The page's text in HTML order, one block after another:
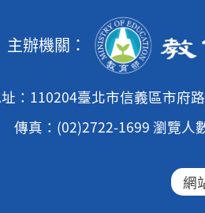
主辦機關：
：110204臺北市信義區市府
傳真：(02)2722-1699 瀏覽人
網